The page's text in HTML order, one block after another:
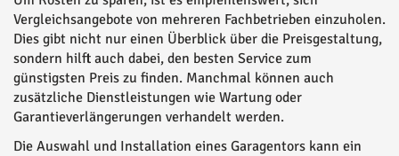
Vergleichsangebote von mehreren Fachbetrieben einzuholen.
Dies gibt nicht nur einen Überblick über die Preisgestaltung,
sondern hilft auch dabei, den besten Service zum
günstigsten Preis zu finden. Manchmal können auch
zusätzliche Dienstleistungen wie Wartung oder
Garantieverlängerungen verhandelt werden.
Die Auswahl und Installation eines Garagentors kann ein